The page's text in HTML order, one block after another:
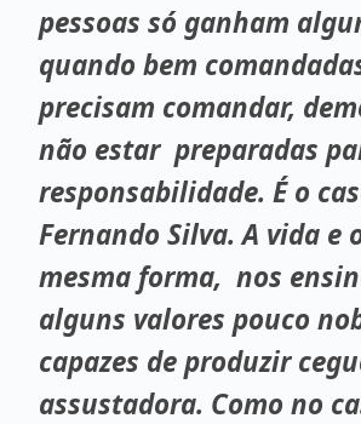
pessoas só ganham
quando bem
precisam comandar,
não estar preparadas
responsabilidade. É o
Fernando Silva. A vida e
mesma forma, nos
alguns valores pouco
capazes de produzir
assustadora. Como no